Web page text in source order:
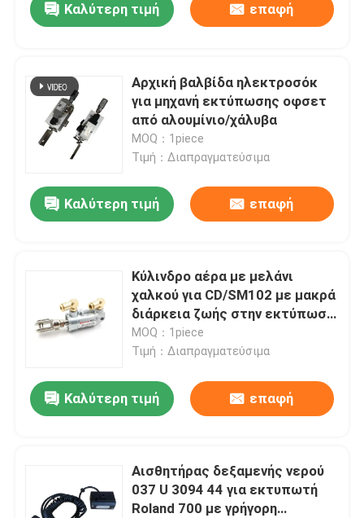
Αφήστε ένα μήνυμα
We bellen je snel terug!
υποβολή
Καλύτερη τιμή επαφή
Αρχική βαλβίδα ηλεκτροσόκ
για μηχανή εκτύπωσης οφσετ
από αλουμίνιο/χάλυβα
MOQ：1piece
Τιμή：Διαπραγματεύσιμα
Καλύτερη τιμή επαφή
Κύλινδρο αέρα με μελάνι
χαλκού για CD/SM102 με μακρά
διάρκεια ζωής στην εκτύπωση
Offset
MOQ：1piece
Τιμή：Διαπραγματεύσιμα
Καλύτερη τιμή επαφή
Αισθητήρας δεξαμενής νερού
037 U 3094 44 για εκτυπωτή
Roland 700 με γρήγορη